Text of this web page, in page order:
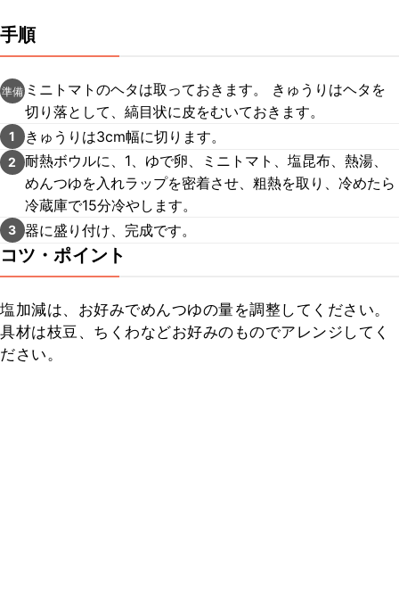
手順
準備 ミニトマトのヘタは取っておきます。 きゅうりはヘタを
切り落として、縞目状に皮をむいておきます。
1 きゅうりは3cm幅に切ります。
2
耐熱ボウルに、1、ゆで卵、ミニトマト、塩昆布、熱湯、
めんつゆを入れラップを密着させ、粗熱を取り、冷めたら
冷蔵庫で15分冷やします。
3 器に盛り付け、完成です。
コツ・ポイント
塩加減は、お好みでめんつゆの量を調整してください。
具材は枝豆、ちくわなどお好みのものでアレンジしてく
ださい。